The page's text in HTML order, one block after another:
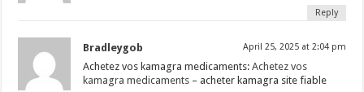
Reply
Bradleygob April 25, 2025 at 2:04 pm
Achetez vos kamagra medicaments:Achetez vos
kamagra medicaments – acheter kamagra site fiable